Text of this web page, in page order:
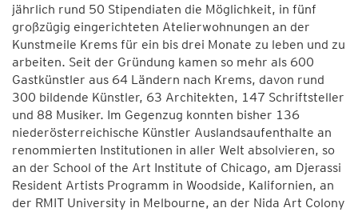
jährlich rund 50 Stipendiaten die Möglichkeit, in fünf
großzügig eingerichteten Atelierwohnungen an der
Kunstmeile Krems für ein bis drei Monate zu leben und zu
arbeiten. Seit der Gründung kamen so mehr als 600
Gastkünstler aus 64 Ländern nach Krems, davon rund
300 bildende Künstler, 63 Architekten, 147 Schriftsteller
und 88 Musiker. Im Gegenzug konnten bisher 136
niederösterreichische Künstler Auslandsaufenthalte an
renommierten Institutionen in aller Welt absolvieren, so
an der School of the Art Institute of Chicago, am Djerassi
Resident Artists Programm in Woodside, Kalifornien, an
der RMIT University in Melbourne, an der Nida Art Colony